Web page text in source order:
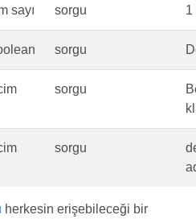
sayı sorgu 1
sorgu
sorgu
sorgu
herkesin erişebileceği bir